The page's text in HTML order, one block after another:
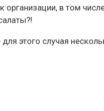
в том
этого случая